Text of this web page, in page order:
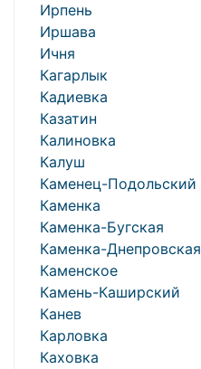
Ирпень
Иршава
Ичня
Кагарлык
Кадиевка
Казатин
Калиновка
Калуш
Каменец-Подольский
Каменка
Каменка-Бугская
Каменка-Днепровская
Каменское
Камень-Каширский
Канев
Карловка
Каховка